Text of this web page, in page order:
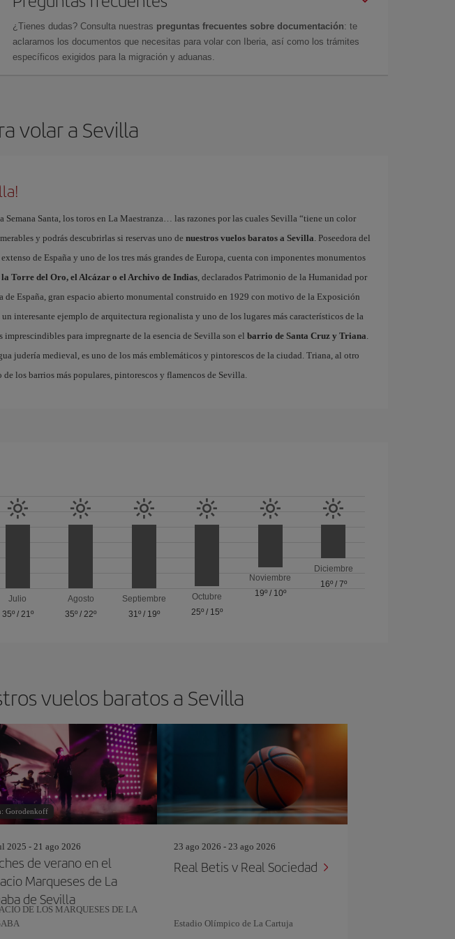
¿Tienes dudas? Consulta nuestras preguntas frecuentes sobre documentación: te
aclaramos los documentos que necesitas para volar con Iberia, así como los trámites
específicos exigidos para la migración y aduanas.
volar a Sevilla
Semana Santa, los toros en La Maestranza… las razones por las cuales Sevilla “tiene un color
y podrás descubrirlas si reservas uno de nuestros vuelos baratos a Sevilla . Poseedora del
de España y uno de los tres más grandes de Europa, cuenta con imponentes monumentos
Torre del Oro, el Alcázar o el Archivo de Indias, declarados Patrimonio de la Humanidad por
de España, gran espacio abierto monumental construido en 1929 con motivo de la Exposición
un interesante ejemplo de arquitectura regionalista y uno de los lugares más característicos de la
imprescindibles para impregnarte de la esencia de Sevilla son el barrio de Santa Cruz y Triana
judería medieval, es uno de los más emblemáticos y pintorescos de la ciudad. Triana, al otro
los barrios más populares, pintorescos y flamencos de Sevilla.
Julio
35º/ 21º
Agosto
35º / 22º
Septiembre
31º/ 19º
Octubre
25º / 15º
Noviembre
19º/ 10º
Diciembre
16º/ 7º
vuelos baratos a Sevilla
Gorodenkoff
2025 - 21 ago 2026
de verano en el
Marqueses de La
de Sevilla
DE LOS MARQUESES DE LA
23 ago 2026 - 23 ago 2026
Real Betis v Real Sociedad
Estadio Olímpico de La Cartuja